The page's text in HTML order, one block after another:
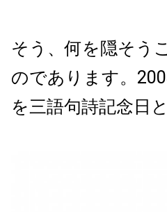
そう、何を隠そう
のであります。
を三語句詩記念日